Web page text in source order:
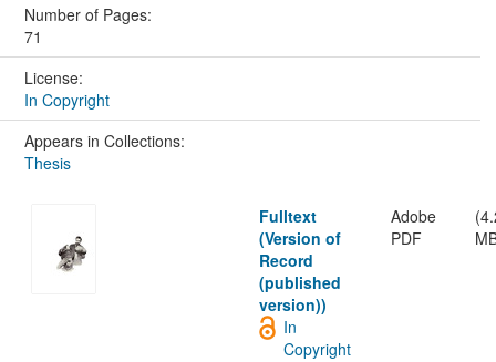
Number of Pages:
71
License:
In Copyright
Appears in Collections:
Thesis
Fulltext
(Version of
Record
(published
version))
Adobe
PDF
In
Copyright